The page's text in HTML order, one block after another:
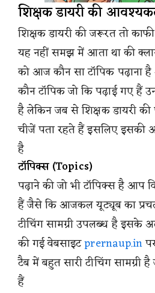
शिक्षक डायरी की
शिक्षक डायरी की जरूरत तो
यह नहीं समझ में आता था की
को आज कौन सा टॉपिक पढ़ाना
कौन टॉपिक जो कि पढ़ाई गए हैं
है लेकिन जब से शिक्षक डायरी
चीजें पता रहते हैं इसलिए इसकी
है
टॉपिक्स (Topics)
पढ़ाने की जो भी टॉपिक्स है आप
हैं जैसे कि आजकल यूट्यूब का
टीचिंग सामग्री उपलब्ध है इसके
की गई वेबसाइटprernaup.in
टैब में बहुत सारी टीचिंग
हैं